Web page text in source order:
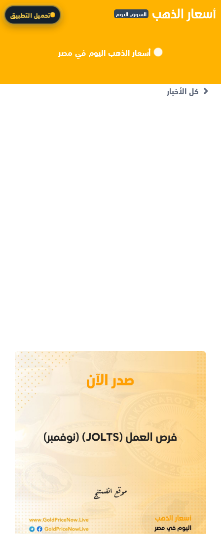
السوق اليوم تحميل التطبيق
أسعار الذهب اليوم في مصر
كل الأخبار